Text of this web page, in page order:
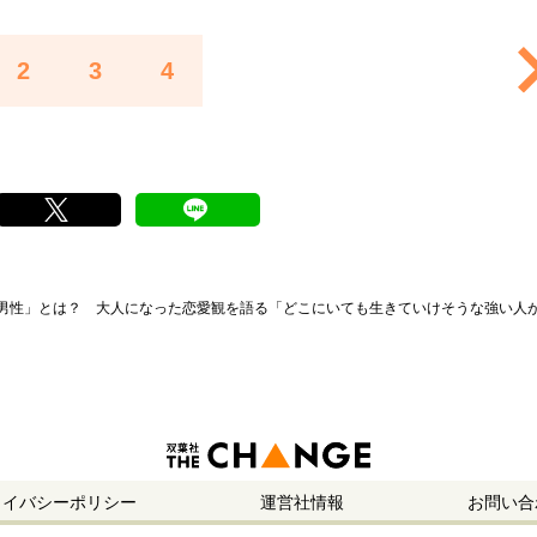
2 3 4
性」とは？ 大人になった恋愛観を語る「どこにいても生きていけそうな強い人
バシーポリシー 運営社情報 お問い